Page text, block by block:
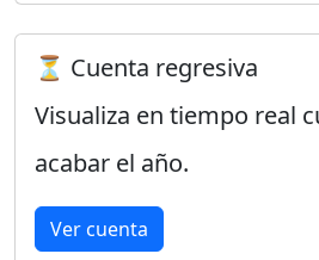
⏳ Cuenta regresiva
Visualiza en tiempo real
acabar el año.
Ver cuenta